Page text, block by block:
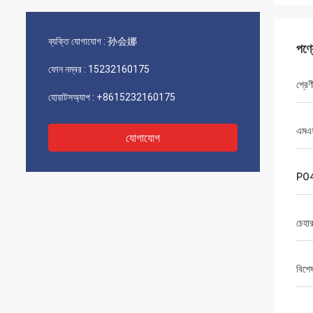
ব্যক্তি যোগাযোগ : 孙会娜
ফোন নম্বর : 15232160175
হোয়াটসঅ্যাপ : +8615232160175
যোগাযোগ